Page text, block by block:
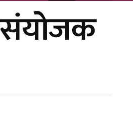
संयोजक